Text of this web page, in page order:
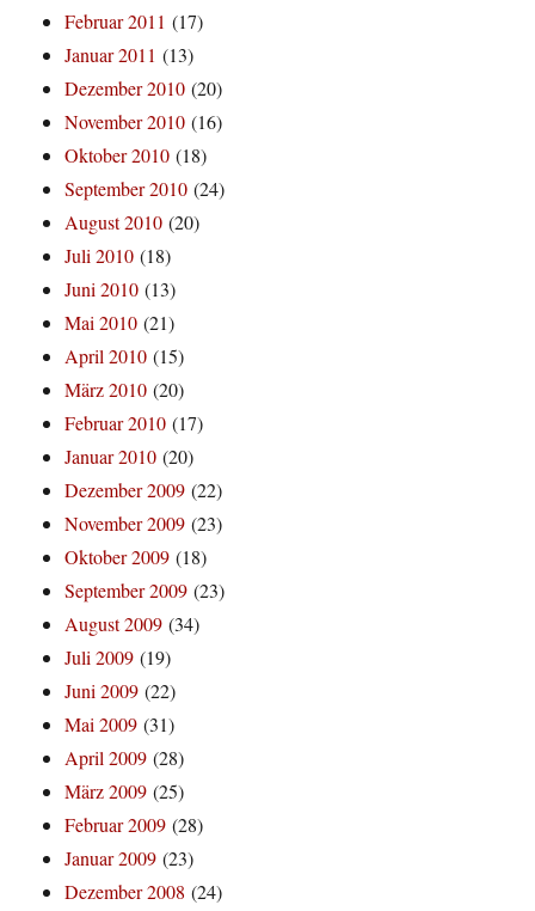
Februar 2011 (17)
Januar 2011 (13)
Dezember 2010 (20)
November 2010 (16)
Oktober 2010 (18)
September 2010 (24)
August 2010 (20)
Juli 2010 (18)
Juni 2010 (13)
Mai 2010 (21)
April 2010 (15)
März 2010 (20)
Februar 2010 (17)
Januar 2010 (20)
Dezember 2009 (22)
November 2009 (23)
Oktober 2009 (18)
September 2009 (23)
August 2009 (34)
Juli 2009 (19)
Juni 2009 (22)
Mai 2009 (31)
April 2009 (28)
März 2009 (25)
Februar 2009 (28)
Januar 2009 (23)
Dezember 2008 (24)